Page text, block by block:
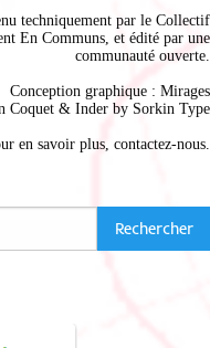
techniquement par le Collectif
En Communs , et édité par une
communauté ouverte.
Conception graphique : Mirages
Coquet & Inder by Sorkin Type
en savoir plus, contactez-nous